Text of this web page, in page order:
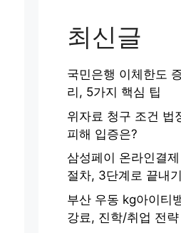
최신글
국민은행 이체한도
리, 5가지 핵심 팁
위자료 청구 조건 법
피해 입증은?
삼성페이 온라인결
절차, 3단계로 끝내기
부산 우동 kg아이티
강료, 진학/취업 전